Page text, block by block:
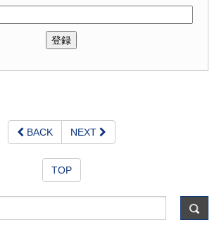
BACK NEXT
TOP